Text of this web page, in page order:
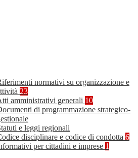
normativi su organizzazione e
23
amministrativi generali 10
di programmazione strategico-
e leggi regionali
disciplinare e codice di condotta 6
per cittadini e imprese 1